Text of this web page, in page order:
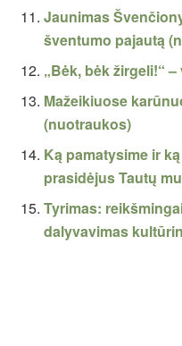
Jaunimas
šventumo pajautą
„Bėk, bėk žirgeli!“
Mažeikiuose
(nuotraukos)
Ką pamatysime ir
prasidėjus Tautų
Tyrimas:
dalyvavimas